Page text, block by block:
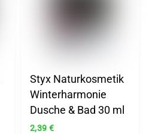
Styx Naturkosmetik
Winterharmonie
Dusche & Bad 30 ml
2,39 €